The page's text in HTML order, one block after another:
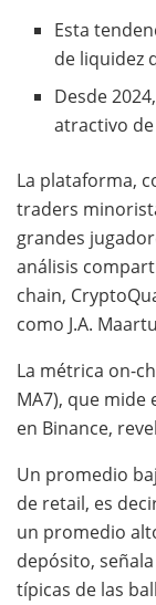
Esta
de liquidez
Desde
atractivo
La plataforma,
traders
grandes
análisis
chain,
como J.A.
La métrica on-
MA7), que
en Binance,
Un promedio
de retail, es
un promedio
depósito,
típicas de las